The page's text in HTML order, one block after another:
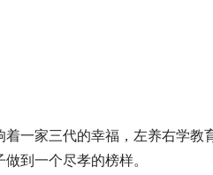
一家三代的幸福，左养右学教
到一个尽孝的榜样。